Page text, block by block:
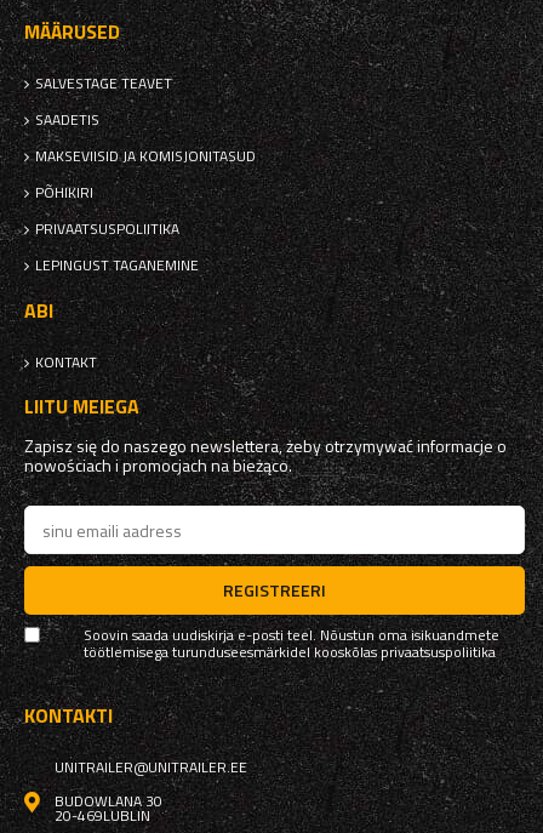
MÄÄRUSED
SALVESTAGE TEAVET
SAADETIS
MAKSEVIISID JA KOMISJONITASUD
PÕHIKIRI
PRIVAATSUSPOLIITIKA
LEPINGUST TAGANEMINE
ABI
KONTAKT
LIITU MEIEGA
Zapisz się do naszego newslettera, żeby otrzymywać informacje o
nowościach i promocjach na bieżąco.
REGISTREERI
Soovin saada uudiskirja e-posti teel. Nõustun oma isikuandmete
töötlemisega turunduseesmärkidel kooskõlasprivaatsuspoliitika
KONTAKTI
UNITRAILER@UNITRAILER.EE
BUDOWLANA 30
20-469LUBLIN